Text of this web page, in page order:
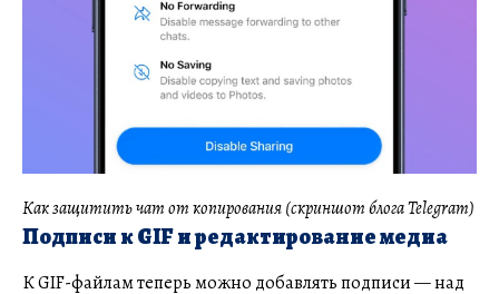
Как защитить чат от копирования (скриншот блога Telegram)
Подписи к GIF и редактирование медиа
К GIF-файлам теперь можно добавлять подписи — над